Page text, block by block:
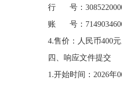
行
号：
账
号：
4.售价：人民币400元
四、响应文件提交
1.开始时间：2026年